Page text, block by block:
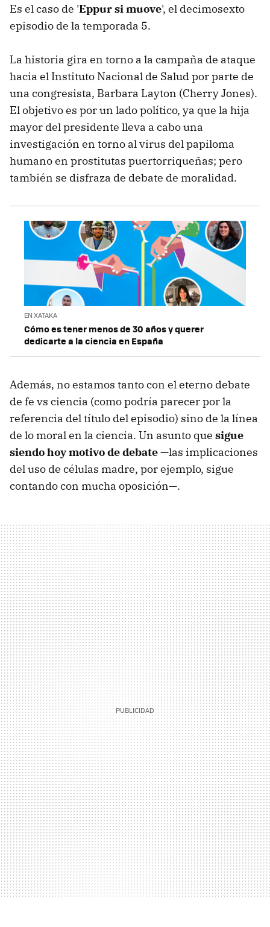
Es el caso de 'Eppur si muove', el decimosexto
episodio de la temporada 5.
La historia gira en torno a la campaña de ataque
hacia el Instituto Nacional de Salud por parte de
una congresista, Barbara Layton (Cherry Jones).
El objetivo es por un lado político, ya que la hija
mayor del presidente lleva a cabo una
investigación en torno al virus del papiloma
humano en prostitutas puertorriqueñas; pero
también se disfraza de debate de moralidad.
EN XATAKA
Cómo es tener menos de 30 años y querer
dedicarte a la ciencia en España
Además, no estamos tanto con el eterno debate
de fe vs ciencia (como podría parecer por la
referencia del título del episodio) sino de la línea
de lo moral en la ciencia. Un asunto que sigue
siendo hoy motivo de debate—las implicaciones
del uso de células madre, por ejemplo, sigue
contando con mucha oposición—.